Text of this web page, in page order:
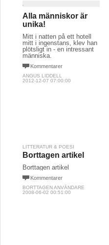
Alla människor är
unika!
Mitt i natten på ett hotell
mitt i ingenstans, klev han
plötsligt in - en intressant
människa.
Kommentarer
ANGUS LIDDELL
2012-12-07 07:00:00
LITTERATUR & POESI
Borttagen artikel
Borttagen artikel
Kommentarer
BORTTAGEN ANVÄNDARE
2008-06-02 00:51:00